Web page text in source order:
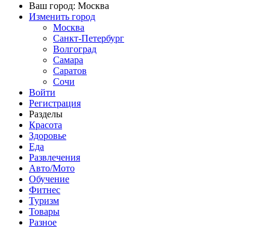
Ваш город: Москва
Изменить город
Москва
Санкт-Петербург
Волгоград
Самара
Саратов
Сочи
Войти
Регистрация
Разделы
Красота
Здоровье
Еда
Развлечения
Авто/Мото
Обучение
Фитнес
Туризм
Товары
Разное